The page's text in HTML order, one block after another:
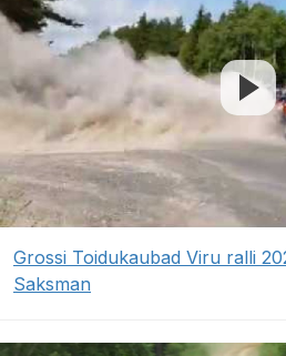
Grossi Toidukaubad Viru ralli
Saksman